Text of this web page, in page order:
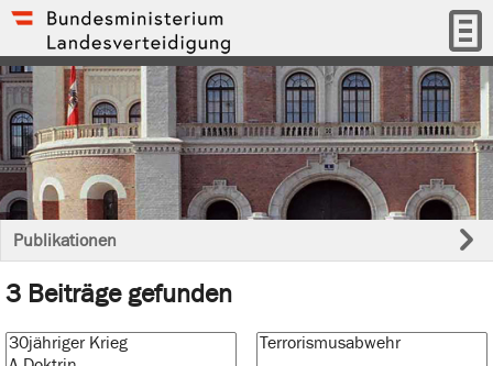
Publikationen
3 Beiträge gefunden